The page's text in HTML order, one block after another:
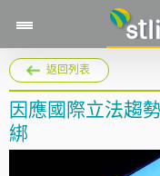
返回列表
因應國際立法趨
綁